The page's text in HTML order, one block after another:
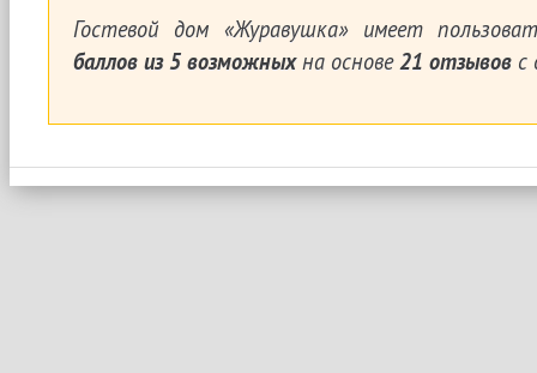
Гостевой дом «Журавушка»имеет
баллов из5 возможныхна основе21 отзывов с